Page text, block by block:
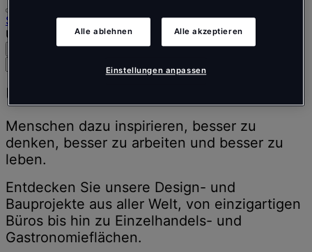
Startseite
Unsere Arbeit
Menü
Menschen,
Orten,
Nachrichten
und
Erkenntnissen
Unsere Arbeit
Menschen dazu inspirieren, besser zu
denken, besser zu arbeiten und besser zu
leben.
Entdecken Sie unsere Design- und
Bauprojekte aus aller Welt, von einzigartigen
Büros bis hin zu Einzelhandels- und
Gastronomieflächen.
Alle ablehnen Alle akzeptieren
Einstellungen anpassen